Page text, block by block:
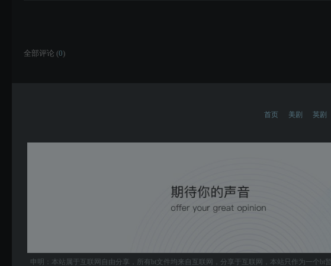
全部评论 (0)
首页 美剧 英剧
申明：本站属于互联网自由分享，所有bt文件均来自互联网，分享于互联网，本站只作为一个